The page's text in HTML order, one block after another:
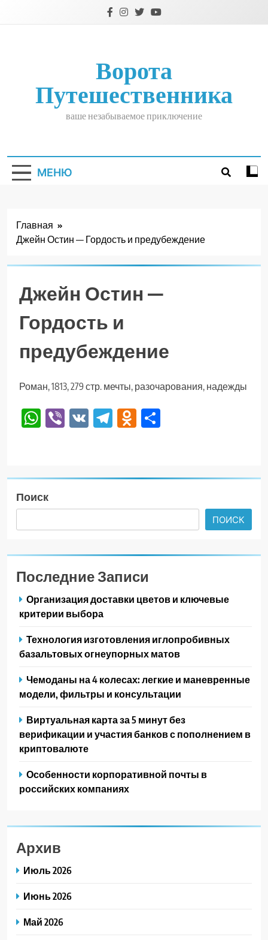
Ворота
Путешественника
ваше незабываемое приключение
МЕНЮ
Главная
Джейн Остин — Гордость и предубеждение
Джейн Остин —
Гордость и
предубеждение
Роман, 1813, 279 стр. мечты, разочарования, надежды
WhatsApp
Viber
VK TelegramOdnoklassniki
Поиск
ПОИСК
Последние Записи
Организация доставки цветов и ключевые
критерии выбора
Технология изготовления иглопробивных
базальтовых огнеупорных матов
Чемоданы на 4 колесах: легкие и маневренные
модели, фильтры и консультации
Виртуальная карта за 5 минут без
верификации и участия банков с пополнением в
криптовалюте
Особенности корпоративной почты в
российских компаниях
Архив
Июль 2026
Июнь 2026
Май 2026